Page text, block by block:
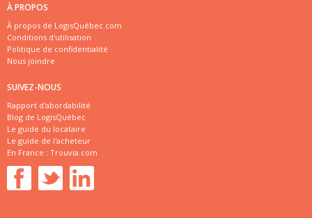
À PROPOS
À propos de LogisQuébec.com
Conditions d'utilisation
Politique de confidentialité
Nous joindre
SUIVEZ-NOUS
Rapport d'abordabilité
Blog de LogisQuébec
Le guide du locataire
Le guide de l'acheteur
En France : Trouvia.com